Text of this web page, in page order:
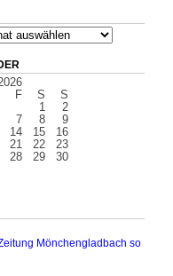
F S S
1
2
7 8
9
14 15
16
21 22
23
28 29
30
Mönchengladbach so